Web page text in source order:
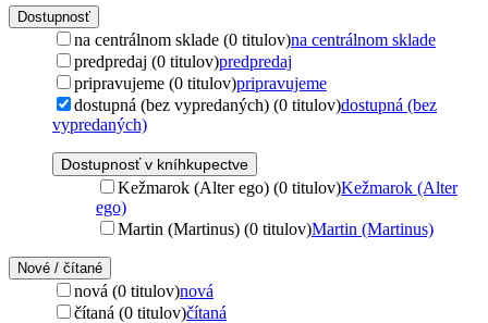
Dostupnosť
na centrálnom sklade (0 titulov)na centrálnom sklade
predpredaj (0 titulov)predpredaj
pripravujeme (0 titulov)pripravujeme
dostupná (bez vypredaných) (0 titulov)dostupná (bez
vypredaných)
Dostupnosť v kníhkupectve
Kežmarok (Alter ego) (0 titulov)Kežmarok (Alter
ego)
Martin (Martinus) (0 titulov)Martin (Martinus)
Nové / čítané
nová (0 titulov)nová
čítaná (0 titulov)čítaná